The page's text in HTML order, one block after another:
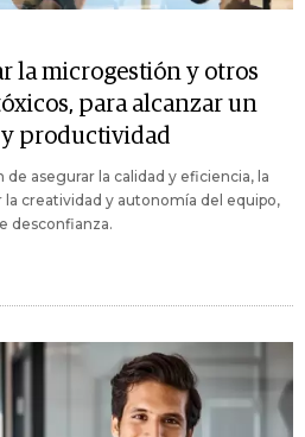
la microgestión y otros
para alcanzar un
productividad
asegurar la calidad y eficiencia, la
creatividad y autonomía del equipo,
desconfianza.